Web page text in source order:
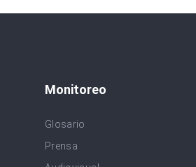
Monitoreo
Glosario
Prensa